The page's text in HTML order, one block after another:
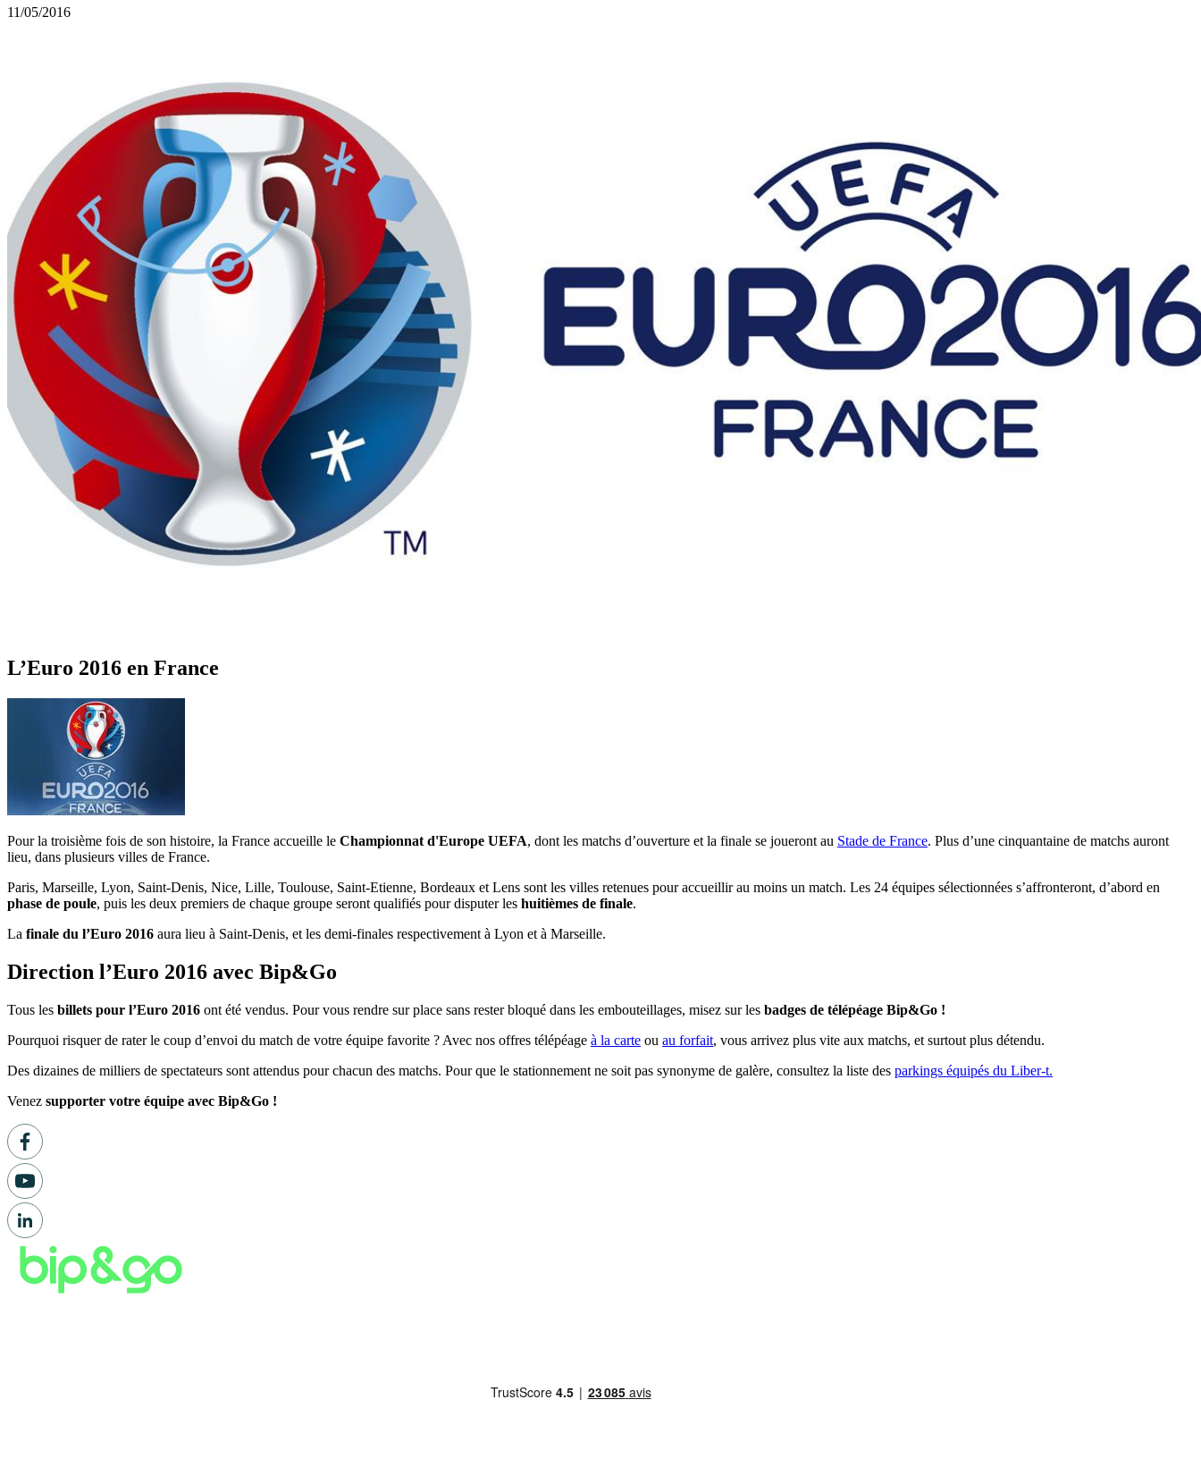
11/05/2016
L’Euro 2016 en France
Pour la troisième fois de son histoire, la France accueille le Championnat d'Europe UEFA, dont les matchs d’ouverture et la finale se joueront au Stade de France. Plus d’une cinquantaine de matchs auront
lieu, dans plusieurs villes de France.
Paris, Marseille, Lyon, Saint-Denis, Nice, Lille, Toulouse, Saint-Etienne, Bordeaux et Lens sont les villes retenues pour accueillir au moins un match. Les 24 équipes sélectionnées s’affronteront, d’abord en
phase de poule, puis les deux premiers de chaque groupe seront qualifiés pour disputer les huitièmes de finale.
La finale du l’Euro 2016 aura lieu à Saint-Denis, et les demi-finales respectivement à Lyon et à Marseille.
Direction l’Euro 2016 avec Bip&Go
Tous les billets pour l’Euro 2016 ont été vendus. Pour vous rendre sur place sans rester bloqué dans les embouteillages, misez sur les badges de télépéage Bip&Go !
Pourquoi risquer de rater le coup d’envoi du match de votre équipe favorite ? Avec nos offres télépéage à la carte ou au forfait, vous arrivez plus vite aux matchs, et surtout plus détendu.
Des dizaines de milliers de spectateurs sont attendus pour chacun des matchs. Pour que le stationnement ne soit pas synonyme de galère, consultez la liste des parkings équipés du Liber-t.
Venez supporter votre équipe avec Bip&Go !